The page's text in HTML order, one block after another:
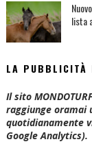
lista
LA PUBBLICITÀ
Il sito
raggiunge oramai
quotidianamente
Google Analytics).